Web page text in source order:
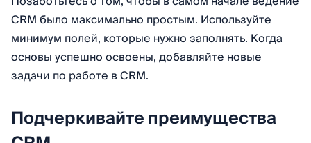
CRM было максимально простым. Используйте
минимум полей, которые нужно заполнять. Когда
основы успешно освоены, добавляйте новые
задачи по работе в CRM.
Подчеркивайте преимущества